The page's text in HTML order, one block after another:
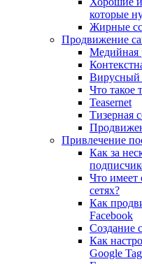
которые
Жирные
Продвижение
Медийная
Вирусный
Что такое
Teasernet
Тизерная
Привлечение
Как за
Что имеет
сетях?
Как
Facebook
Создание
Как
Google